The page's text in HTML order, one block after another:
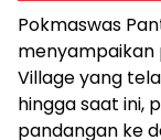
Pokmaswas
menyampaikan
Village yang
hingga saat ini,
pandangan ke